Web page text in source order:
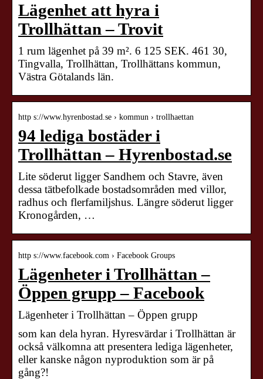
Lägenhet att hyra i
Trollhättan – Trovit
1 rum lägenhet på 39 m². 6 125 SEK. 461 30,
Tingvalla, Trollhättan, Trollhättans kommun,
Västra Götalands län.
http s://www.hyrenbostad.se › kommun › trollhaettan
94 lediga bostäder i
Trollhättan – Hyrenbostad.se
Lite söderut ligger Sandhem och Stavre, även
dessa tätbefolkade bostadsområden med villor,
radhus och flerfamiljshus. Längre söderut ligger
Kronogården, …
http s://www.facebook.com › Facebook Groups
Lägenheter i Trollhättan –
Öppen grupp – Facebook
Lägenheter i Trollhättan – Öppen grupp
som kan dela hyran. Hyresvärdar i Trollhättan är
också välkomna att presentera lediga lägenheter,
eller kanske någon nyproduktion som är på
gång?!